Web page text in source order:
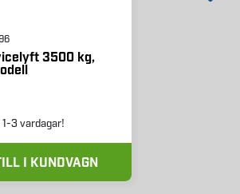
3500 kg,
3 vardagar!
I KUNDVAGN